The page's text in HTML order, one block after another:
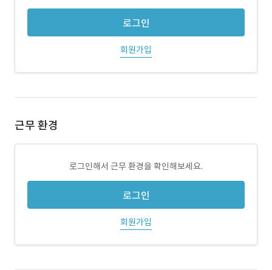
로그인
회원가입
근무 환경
로그인해서 근무 환경을 확인해보세요.
로그인
회원가입